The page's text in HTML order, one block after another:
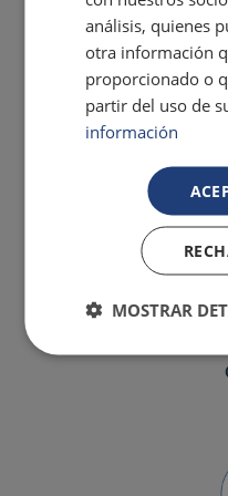
análisis, quienes
otra información
proporcionado o
partir del uso de
información
MOSTRAR